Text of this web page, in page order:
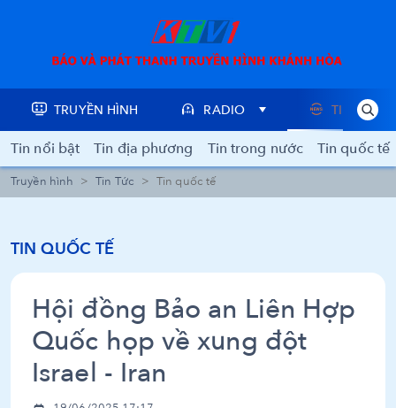
TRUYỀN HÌNH RADIO TIN TỨC
Tin nổi bật Tin địa phương Tin trong nước Tin quốc tế
Truyền hình Tin Tức Tin quốc tế
TIN QUỐC TẾ
Hội đồng Bảo an Liên Hợp
Quốc họp về xung đột
Israel - Iran